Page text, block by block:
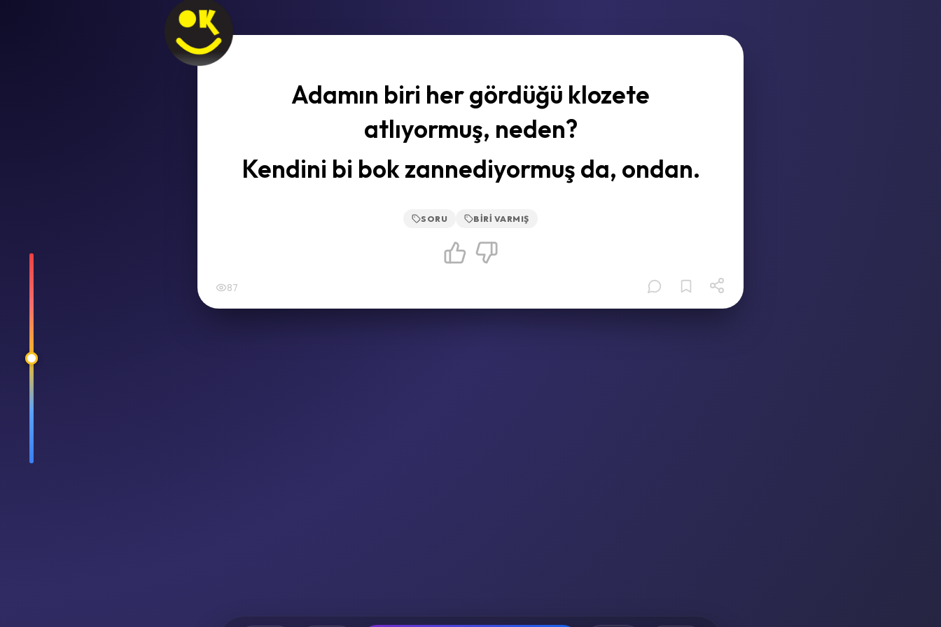
Adamın biri her gördüğü klozete
atlıyormuş, neden?
Kendini bi bok zannediyormuş da, ondan.
SORU BIRI VARMIŞ
87